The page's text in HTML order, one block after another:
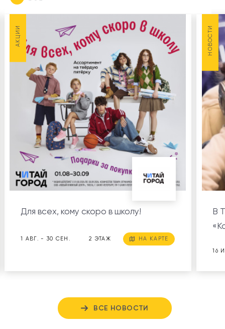
АКЦИИ
АКЦИИ
Для всех, кому скоро в школу!
1 АВГ. - 30 СЕН. 2 ЭТАЖ НА КАРТЕ
НОВОСТИ
В
16
ВСЕ НОВОСТИ